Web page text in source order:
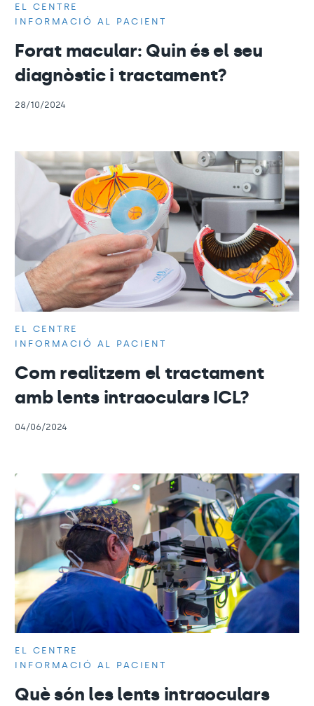
EL CENTRE
INFORMACIÓ AL PACIENT
Forat macular: Quin és el seu
diagnòstic i tractament?
28/10/2024
EL CENTRE
INFORMACIÓ AL PACIENT
Com realitzem el tractament
amb lents intraoculars ICL?
04/06/2024
EL CENTRE
INFORMACIÓ AL PACIENT
Què són les lents intraoculars